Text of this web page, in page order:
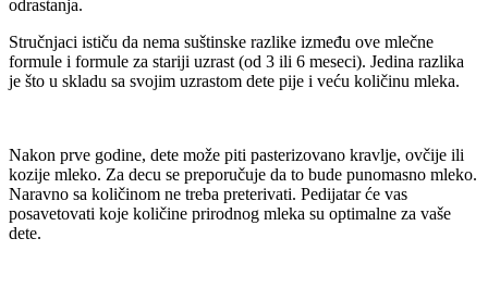
odrastanja.
Stručnjaci ističu da nema suštinske razlike između ove mlečne
formule i formule za stariji uzrast (od 3 ili 6 meseci). Jedina razlika
je što u skladu sa svojim uzrastom dete pije i veću količinu mleka.
Nakon prve godine, dete može piti pasterizovano kravlje, ovčije ili
kozije mleko. Za decu se preporučuje da to bude punomasno mleko.
Naravno sa količinom ne treba preterivati. Pedijatar će vas
posavetovati koje količine prirodnog mleka su optimalne za vaše
dete.